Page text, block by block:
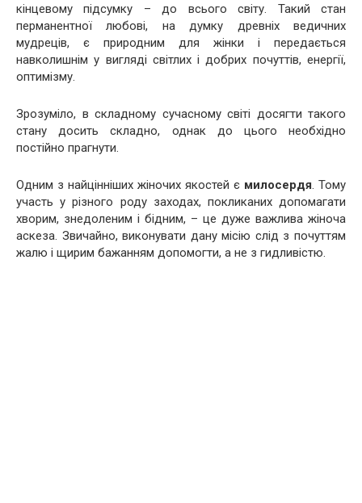
кінцевому підсумку – до всього світу. Такий стан
перманентної любові, на думку древніх ведичних
мудреців, є природним для жінки і передається
навколишнім у вигляді світлих і добрих почуттів, енергії,
оптимізму.
Зрозуміло, в складному сучасному світі досягти такого
стану досить складно, однак до цього необхідно
постійно прагнути.
Одним з найцінніших жіночих якостей є милосердя. Тому
участь у різного роду заходах, покликаних допомагати
хворим, знедоленим і бідним, – це дуже важлива жіноча
аскеза. Звичайно, виконувати дану місію слід з почуттям
жалю і щирим бажанням допомогти, а не з гидливістю.